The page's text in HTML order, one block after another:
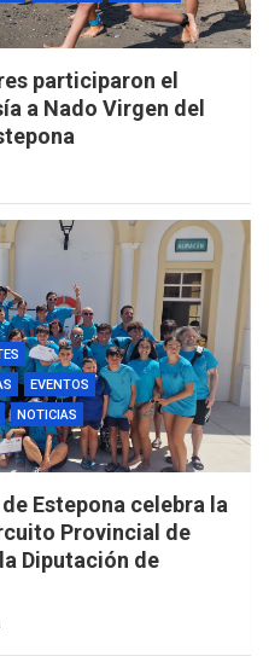
participaron el
a Nado Virgen del
EVENTOS
NOTICIAS
Estepona celebra la
Provincial de
Diputación de